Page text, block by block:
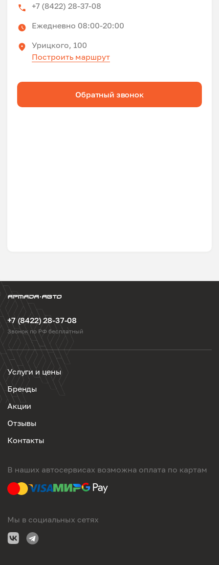
+7 (8422) 28-37-08
Ежедневно 08:00-20:00
Урицкого, 100
Построить маршрут
Обратный звонок
+7 (8422) 28-37-08
Звонок по РФ бесплатный
Услуги и цены
Бренды
Акции
Отзывы
Контакты
В наших автосервисах возможна оплата по картам
Мы в социальных сетях